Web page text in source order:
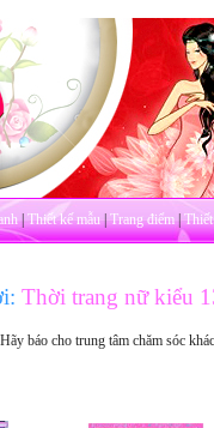
|Thiết kế mẫu|Trang điểm|
Thời trang nữ kiểu
Hãy báo cho trung tâm chăm sóc